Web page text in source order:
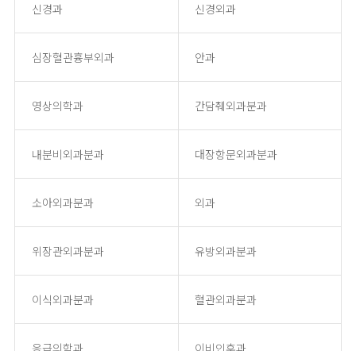
신경과 신경외과
심장혈관흉부외과 안과
영상의학과 간담췌외과분과
내분비외과분과 대장항문외과분과
소아외과분과 외과
위장관외과분과 유방외과분과
이식외과분과 혈관외과분과
응급의학과 이비인후과